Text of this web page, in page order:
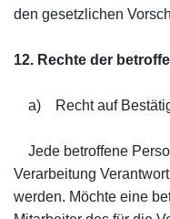
den gesetzlichen
12. Rechte der
a) Recht auf
Jede betroffene
Verarbeitung
werden. Möchte eine